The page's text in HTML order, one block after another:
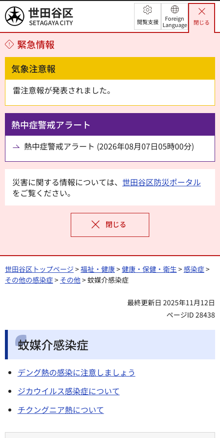
世田谷区 閲覧支援
Foreign
Language
閉じる
緊急情報
気象注意報
雷注意報が発表されました。
熱中症警戒アラート
熱中症警戒アラート (2026年08月07日05時00分)
災害に関する情報については、 世田谷区防災ポータル
をご覧ください。
閉じる
世田谷区トップページ >福祉・健康>健康・保健・衛生 >感染症>
その他の感染症> その他> 蚊媒介感染症
最終更新日 2025年11月12日
ページID 28438
蚊媒介感染症
デング熱の感染に注意しましょう
ジカウイルス感染症について
チクングニア熱について